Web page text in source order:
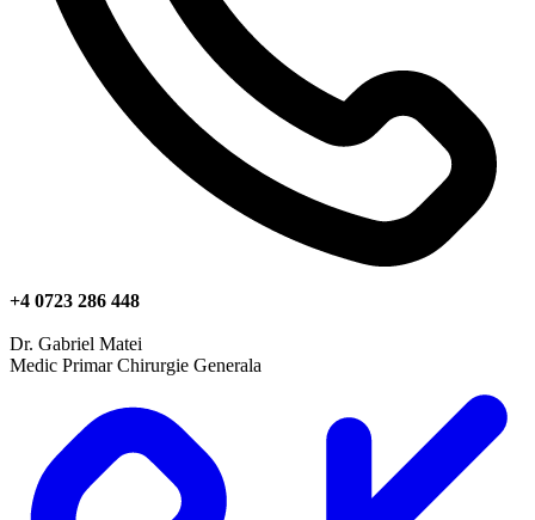
+4 0723 286 448
Dr. Gabriel Matei
Medic Primar Chirurgie Generala